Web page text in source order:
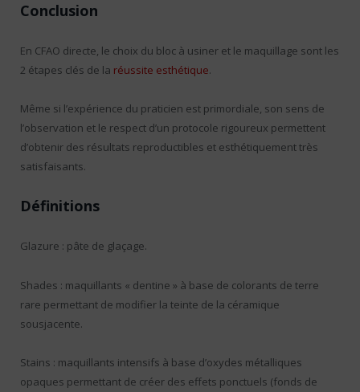
Conclusion
En CFAO directe, le choix du bloc à usiner et le maquillage sont les
2 étapes clés de la réussite esthétique.
Même si l’expérience du praticien est primordiale, son sens de
l’observation et le respect d’un protocole rigoureux permettent
d’obtenir des résultats reproductibles et esthétiquement très
satisfaisants.
Définitions
Glazure : pâte de glaçage.
Shades : maquillants « dentine » à base de colorants de terre
rare permettant de modifier la teinte de la céramique
sousjacente.
Stains : maquillants intensifs à base d’oxydes métalliques
opaques permettant de créer des effets ponctuels (fonds de